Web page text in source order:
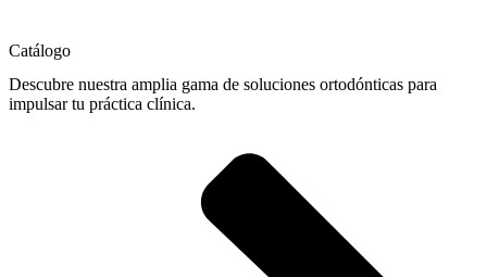
Catálogo
Descubre nuestra amplia gama de soluciones ortodónticas para
impulsar tu práctica clínica.